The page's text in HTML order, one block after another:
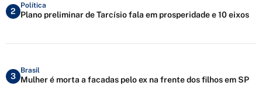
2
Política
Plano preliminar de Tarcísio fala em prosperidade e 10 eixos
3
Brasil
Mulher é morta a facadas pelo ex na frente dos filhos em SP